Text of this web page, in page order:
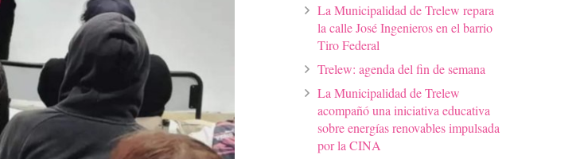
La Municipalidad de Trelew repara
la calle José Ingenieros en el barrio
Tiro Federal
Trelew: agenda del fin de semana
La Municipalidad de Trelew
acompañó una iniciativa educativa
sobre energías renovables impulsada
por la CINA